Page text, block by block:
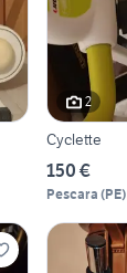
2
Cyclette
150 €
Pescara (PE)